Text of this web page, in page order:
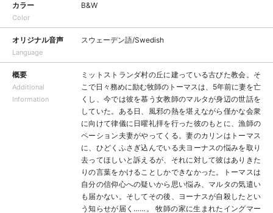
カラー
Color
B&W
オリジナル音声
Language
スウェーデン語/Swedish
概要
Additional
Information
ミットストランダ村の丘に建っている古びた教会。そ
こで日々務めに励む牧師のトーマスは、5年前に妻を亡
くし、今では彼を慕う女教師のマルタが身辺の世話を
していた。ある日、風邪の熱を堪えながら僅かな会衆
に向けて律儀に日曜礼拝を行った彼のもとに、漁師の
ペーション夫妻がやってくる。妻のカリンはトーマス
に、ひどくふさぎ込んでいる夫ヨーナスの悩みを取り
去ってほしいと訴えるが、それに対して彼はありきた
りの言葉をかけることしかできなかった。トーマスは
自分の信仰心への疑いから思い悩み、マルタの気遣い
も届かない。そしてその後、ヨーナスが自殺したとい
う知らせが届く……。 牧師の家に生まれたイングマー